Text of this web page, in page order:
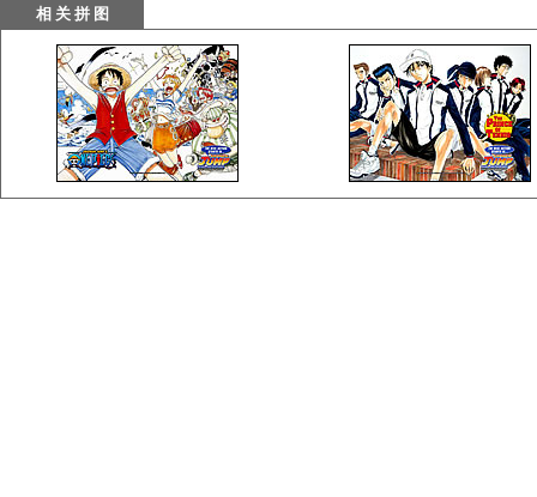
相 关 拼 图